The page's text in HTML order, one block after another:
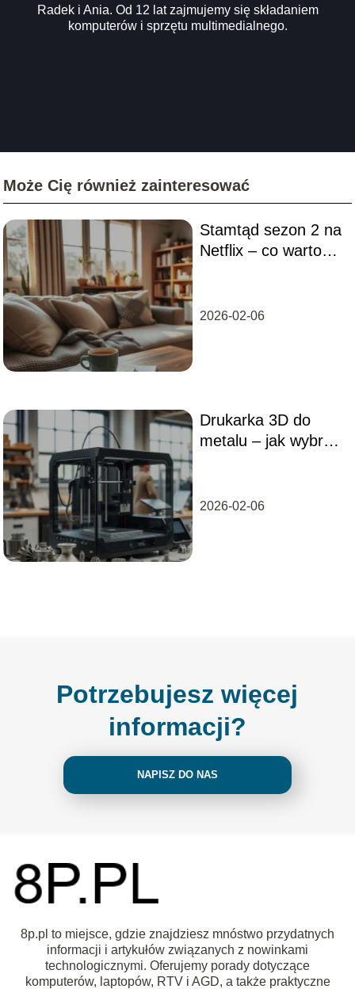
Radek i Ania. Od 12 lat zajmujemy się składaniem
komputerów i sprzętu multimedialnego.
Może Cię również zainteresować
Stamtąd sezon 2 na
Netflix – co warto
2026-02-06
Drukarka 3D do
metalu – jak wybrać
2026-02-06
Potrzebujesz więcej
informacji?
NAPISZ DO NAS
8p.pl to miejsce, gdzie znajdziesz mnóstwo przydatnych
informacji i artykułów związanych z nowinkami
technologicznymi. Oferujemy porady dotyczące
komputerów, laptopów, RTV i AGD, a także praktyczne